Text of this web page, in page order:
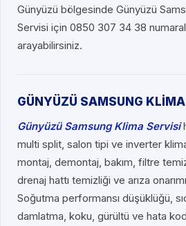
Günyüzü bölgesinde Günyüzü
Servisi için 0850 307 34 38 numaralı
arayabilirsiniz.
GÜNYÜZÜ SAMSUNG
Günyüzü Samsung Klima Servisi
multi split, salon tipi ve inverter
montaj, demontaj, bakım, filtre
drenaj hattı temizliği ve arıza
Soğutma performansı düşüklüğü,
damlatma, koku, gürültü ve hata